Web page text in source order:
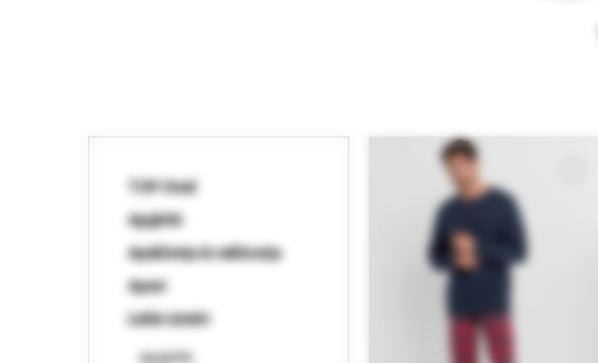
TOP-Deal
Apģērbi
Apakšveļa & naktsveļa
Apavi
Lielie izmēri
Apģērbi